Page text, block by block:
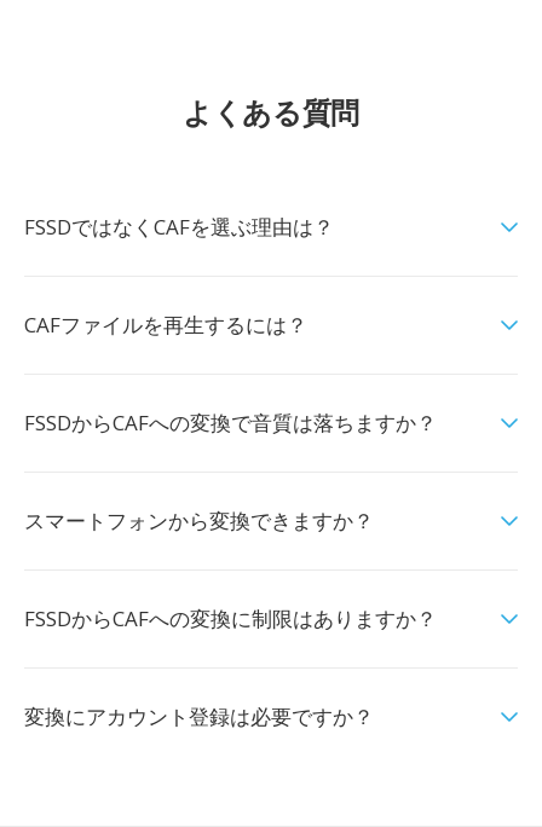
よくある質問
FSSDではなくCAFを選ぶ理由は？
CAFファイルを再生するには？
FSSDからCAFへの変換で音質は落ちますか？
スマートフォンから変換できますか？
FSSDからCAFへの変換に制限はありますか？
変換にアカウント登録は必要ですか？